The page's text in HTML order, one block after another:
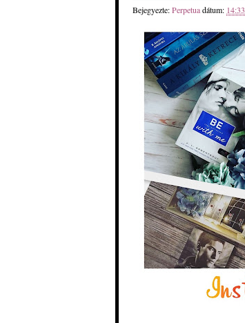
Bejegyezte:Perpetuadátum: 14:33